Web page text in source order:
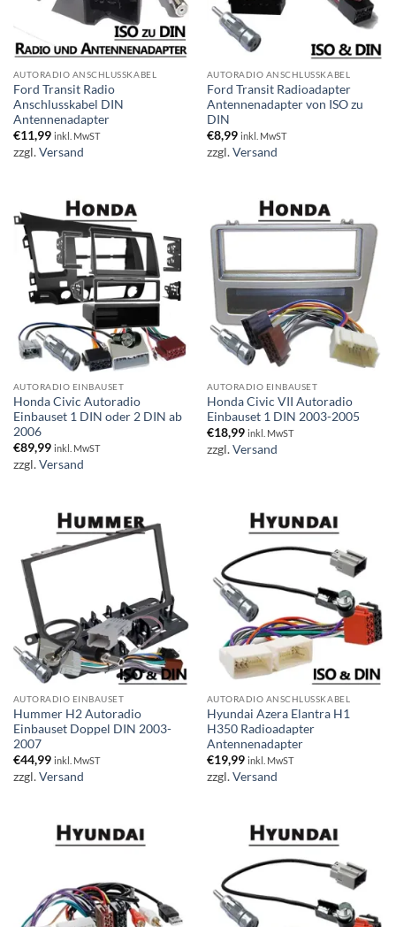
AUTORADIO ANSCHLUSSKABEL
Ford Transit Radio
Anschlusskabel DIN
Antennenadapter
€11,99 inkl. MwST
zzgl.Versand
AUTORADIO ANSCHLUSSKABEL
Ford Transit Radioadapter
Antennenadapter von ISO zu
DIN
€8,99 inkl. MwST
zzgl.Versand
AUTORADIO EINBAUSET
Honda Civic Autoradio
Einbauset 1 DIN oder 2 DIN ab
2006
€89,99 inkl. MwST
zzgl.Versand
AUTORADIO EINBAUSET
Honda Civic VII Autoradio
Einbauset 1 DIN 2003-2005
€18,99 inkl. MwST
zzgl.Versand
AUTORADIO EINBAUSET
Hummer H2 Autoradio
Einbauset Doppel DIN 2003-
2007
€44,99 inkl. MwST
zzgl.Versand
AUTORADIO ANSCHLUSSKABEL
Hyundai Azera Elantra H1
H350 Radioadapter
Antennenadapter
€19,99 inkl. MwST
zzgl.Versand